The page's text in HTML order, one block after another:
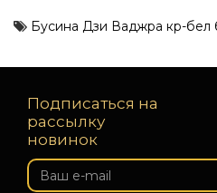
Бусина Дзи Ваджра кр-бел
Подписаться на
рассылку
новинок